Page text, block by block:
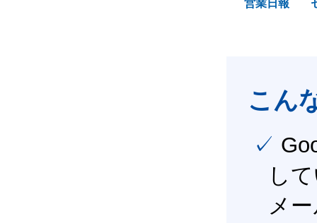
営業日報
こん
✓ Google Workspace（旧G Suite） を社内で導入
し
メ